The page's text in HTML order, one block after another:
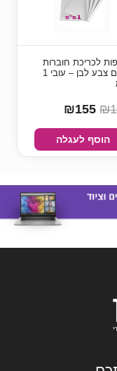
לכריכת חוברות
בחום צבע לבן – עובי 1
הוסף לעגלה